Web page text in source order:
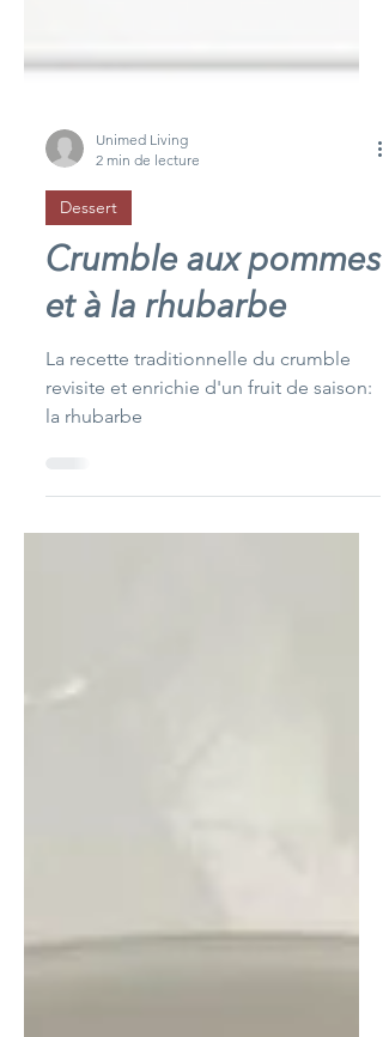
Unimed Living
2 min de lecture
Dessert
Crumble aux pommes
et à la rhubarbe
La recette traditionnelle du crumble